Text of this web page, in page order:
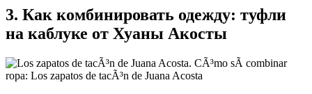
3. Как комбинировать одежду: туфли
на каблуке от Хуаны Акосты